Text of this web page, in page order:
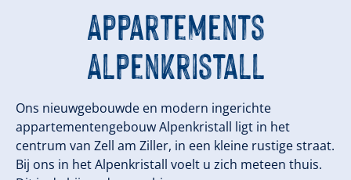
Appartements
Alpenkristall
Ons nieuwgebouwde en modern ingerichte
appartementengebouw Alpenkristall ligt in het
centrum van Zell am Ziller, in een kleine rustige straat.
Bij ons in het Alpenkristall voelt u zich meteen thuis.